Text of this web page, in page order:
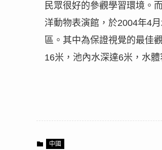
民眾很好的參觀學習環境。
洋動物表演館，於2004年4月
區。其中為保證視覺的最佳
16米，池內水深達6米，水
中國